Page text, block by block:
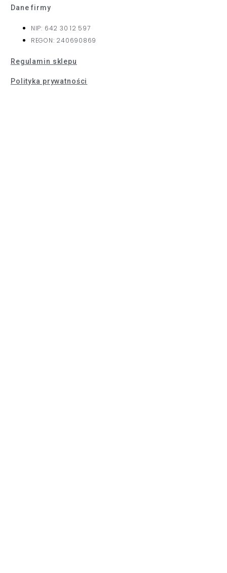
Dane firmy
NIP: 642 30 12 597
REGON: 240690869
Regulamin sklepu
Polityka prywatności